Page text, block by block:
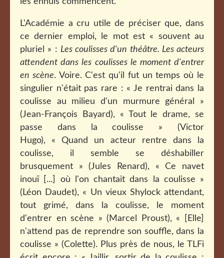
L'Académie a cru utile de préciser que, dans
ce dernier emploi, le mot est « souvent au
pluriel » : Les coulisses d'un théâtre. Les acteurs
attendent dans les coulisses le moment d'entrer
en scène. Voire. C'est qu'il fut un temps où le
singulier n'était pas rare : « Je rentrai dans la
coulisse au milieu d'un murmure général »
(Jean-François Bayard), « Tout le drame, se
passe dans la coulisse » (Victor
Hugo), « Quand un acteur rentre dans la
coulisse, il semble se déshabiller
brusquement » (Jules Renard), « Ce navet
inouï [...] où l'on chantait dans la coulisse »
(Léon Daudet), « Un vieux Shylock attendant,
tout grimé, dans la coulisse, le moment
d'entrer en scène » (Marcel Proust), « [Elle]
n'attend pas de reprendre son souffle, dans la
coulisse » (Colette). Plus près de nous, le TLFi